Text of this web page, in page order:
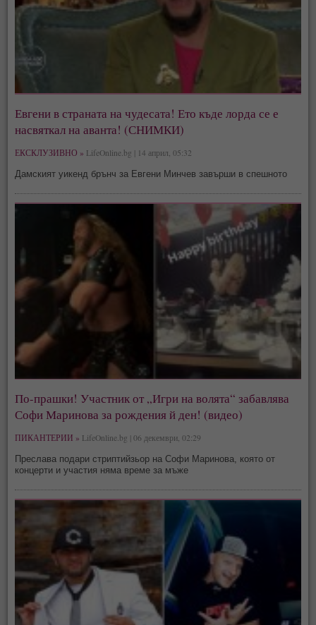
Евгени в страната на чудесата! Ето къде лорда се е
насвяткал на аванта! (СНИМКИ)
ЕКСКЛУЗИВНО » LifeOnline.bg | 14 април, 05:32
Дамският уикенд брънч за Евгени Минчев завърши в спешното
По-прашки! Участник от „Игри на волята“ забавлява
Софи Маринова за рождения й ден! (видео)
ПИКАНТЕРИИ » LifeOnline.bg | 06 декември, 02:29
Преслава подари стриптийзьор на Софи Маринова, която от
концерти и участия няма време за мъже